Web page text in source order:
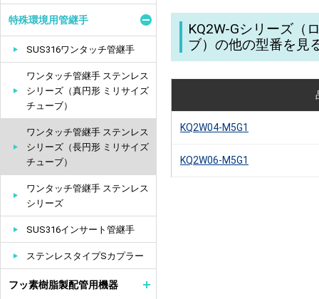
KQ2W-Gシリーズ（
ブ）の他の型番を見
KQ2W04-M5G1
KQ2W06-M5G1
特殊環境用管継手
SUS316ワンタッチ管継手
ワンタッチ管継手 ステンレス
シリーズ（真円形 ミリサイズ
チューブ）
ワンタッチ管継手 ステンレス
シリーズ（長円形 ミリサイズ
チューブ）
ワンタッチ管継手 ステンレス
シリーズ
SUS316インサート管継手
ステンレスタイプSカプラー
フッ素樹脂製配管用機器